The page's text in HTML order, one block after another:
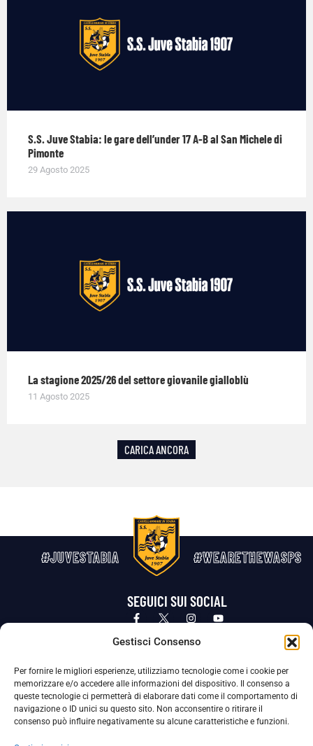
Gestisci Consenso
Per fornire le migliori esperienze, utilizziamo tecnologie come i cookie per
memorizzare e/o accedere alle informazioni del dispositivo. Il consenso a
queste tecnologie ci permetterà di elaborare dati come il comportamento di
navigazione o ID unici su questo sito. Non acconsentire o ritirare il
consenso può influire negativamente su alcune caratteristiche e funzioni.
S.S. Juve Stabia: le gare dell’under 17 A-B al San Michele di
Pimonte
29 Agosto 2025
La stagione 2025/26 del settore giovanile gialloblù
11 Agosto 2025
CARICA ANCORA
#JUVESTABIA #WEARETHEWASPS
SEGUICI SUI SOCIAL
Privacy Policy Cookie Policy
La Società ha nominato il Responsabile della Protezione dei Dati Personali (DPO), figura specializzata che vigila sulle modalità
adottate dalla nostra Società per tutelare i Suoi dati personali.
Per contattare il DPO può scrivere a